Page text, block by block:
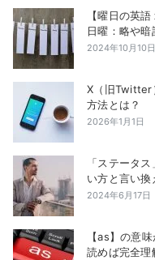
【曜日の英
日曜：略や暗
2024年10月10日
X（旧Twitter
方法とは？
2026年1月1日
「ステータ
い方と言い換
2024年6月17日
【as】の意
読めば完全理